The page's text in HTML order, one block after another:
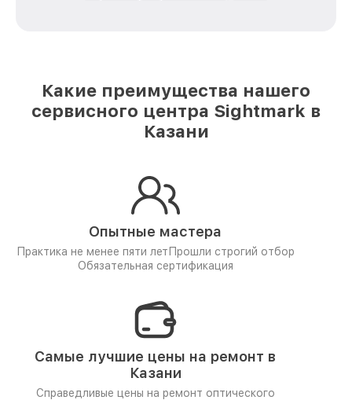
Какие преимущества нашего
сервисного центра Sightmark в
Казани
Опытные мастера
Практика не менее пяти лет Прошли строгий отбор
Обязательная сертификация
Самые лучшие цены на ремонт в
Казани
Справедливые цены на ремонт оптического